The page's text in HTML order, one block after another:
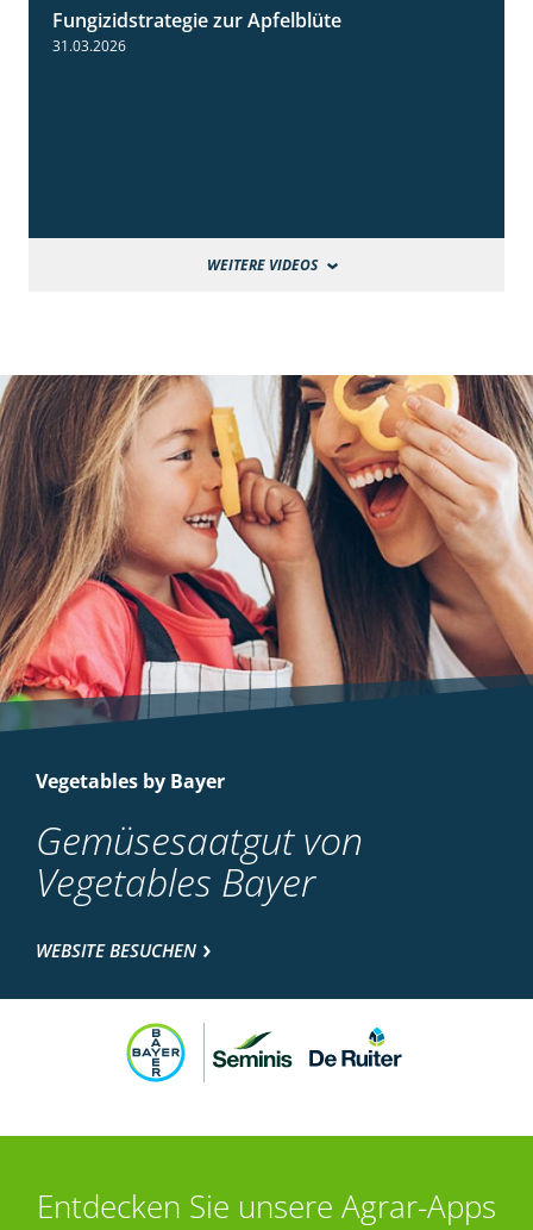
Fungizidstrategie zur Apfelblüte
31.03.2026
WEITERE VIDEOS
Vegetables by Bayer
Gemüsesaatgut von
Vegetables Bayer
WEBSITE BESUCHEN
Entdecken Sie unsere Agrar-Apps